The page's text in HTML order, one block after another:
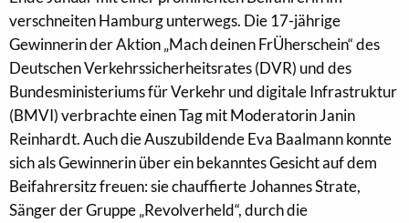
verschneiten Hamburg unterwegs. Die 17-jährige
Gewinnerin der Aktion „Mach deinen FrÜherschein“ des
Deutschen Verkehrssicherheitsrates (DVR) und des
Bundesministeriums für Verkehr und digitale Infrastruktur
(BMVI) verbrachte einen Tag mit Moderatorin Janin
Reinhardt. Auch die Auszubildende Eva Baalmann konnte
sich als Gewinnerin über ein bekanntes Gesicht auf dem
Beifahrersitz freuen: sie chauffierte Johannes Strate,
Sänger der Gruppe „Revolverheld“, durch die